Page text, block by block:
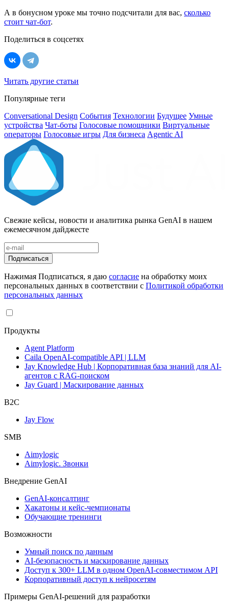
А в бонусном уроке мы точно подсчитали для вас, сколько
стоит чат-бот.
Поделиться в соцсетях
Читать другие статьи
Популярные теги
Conversational Design События Технологии Будущее Умные
устройства Чат-боты Голосовые помощники Виртуальные
операторы Голосовые игры Для бизнеса Agentic AI
Свежие кейсы, новости и аналитика рынка GenAI в нашем
ежемесячном дайджесте
Подписаться
Нажимая Подписаться, я даю согласие на обработку моих
персональных данных в соответствии с Политикой обработки
персональных данных
Продукты
Agent Platform
Caila OpenAI-compatible API | LLM
Jay Knowledge Hub | Корпоративная база знаний для AI-
агентов с RAG-поиском
Jay Guard | Маскирование данных
B2C
Jay Flow
SMB
Aimylogic
Aimylogic. Звонки
Внедрениe GenAI
GenAI-консалтинг
Хакатоны и кейс-чемпионаты
Обучающие тренинги
Возможности
Умный поиск по данным
AI-безопасность и маскирование данных
Доступ к 300+ LLM в одном OpenAI-совместимом API
Корпоративный доступ к нейросетям
Примеры GenAI-решений для разработки